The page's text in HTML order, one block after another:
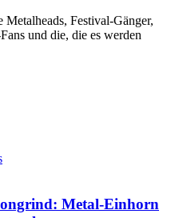
Festival-Gänger,
und die, die es werden
Metal-Einhorn